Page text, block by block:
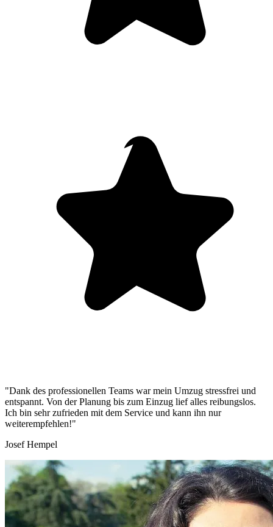
"Dank des professionellen Teams war mein Umzug stressfrei und
entspannt. Von der Planung bis zum Einzug lief alles reibungslos.
Ich bin sehr zufrieden mit dem Service und kann ihn nur
weiterempfehlen!"
Josef Hempel